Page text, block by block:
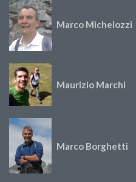
Marco Michelozzi
Maurizio Marchi
Marco Borghetti